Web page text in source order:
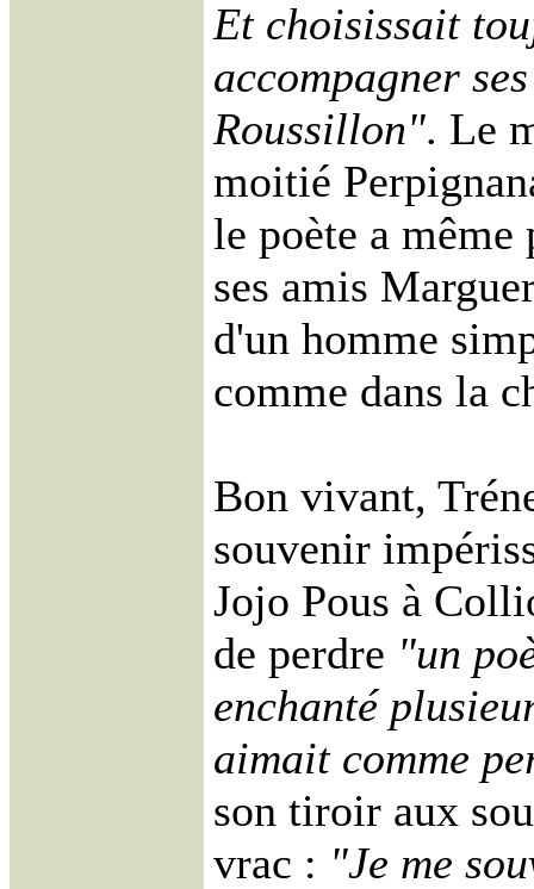
Et choisissait
accompagner
Roussillon". Le
moitié
le poète a même
ses amis
d'un homme
comme dans la
Bon vivant,
souvenir
Jojo Pous à
de perdre "un
enchanté
aimait comme
son tiroir aux
vrac : "Je me